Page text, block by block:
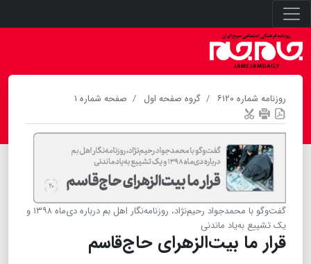
روزنامه شماره ۶۱۲۰ گروه صفحه اول صفحه شماره ۱
گفت‌‌وگو با محمدجواد رحیم‌نژاد، روزنامه‌نگار اهل بم درباره دی‌ماه ۱۳۹۸ و
یک تشییع به‌یاد ماندنی
قرار ما بیت‌الزهرای حاج‌قاسم